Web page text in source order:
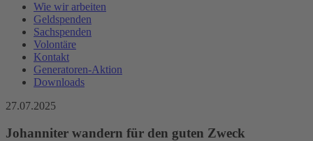
Wie wir arbeiten
Geldspenden
Sachspenden
Volontäre
Kontakt
Generatoren-Aktion
Downloads
27.07.2025
Johanniter wandern für den guten Zweck